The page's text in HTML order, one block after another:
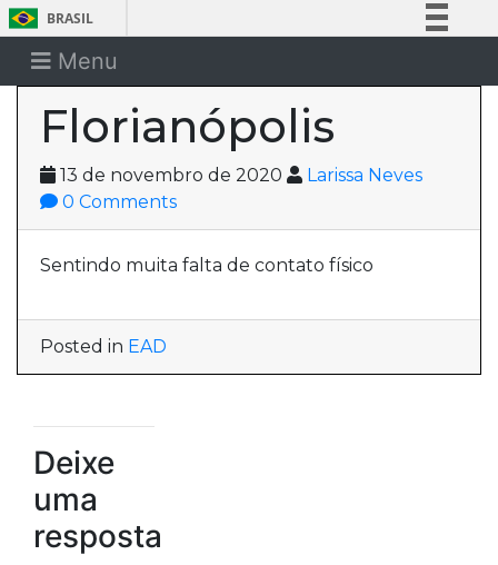
BRASIL
Comunica BR
Participe
Legislação
Menu
Florianópolis
13 de novembro de 2020
Larissa Neves
0 Comments
Sentindo muita falta de contato físico
Posted in EAD
Deixe
uma
resposta